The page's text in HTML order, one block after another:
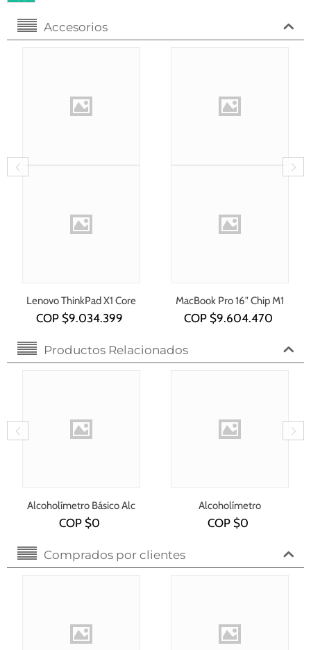
Accesorios
Lenovo ThinkPad X1 Core
i7-1355U
COP $9.034.399
MacBook Pro 16" Chip M1
COP $9.604.470
Productos Relacionados
Alcoholímetro Básico Alc
5500
COP $0
Alcoholímetro
Profesional Alc 8801
COP $0
Comprados por clientes